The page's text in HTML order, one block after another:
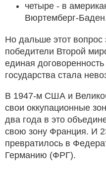
четыре - в
Вюртемберг-
Но дальше этот вопрос
победители Второй
единая
государства стала
В 1947-м США и
свои оккупационные
два года в это
свою зону Франция. И
превратилось в
Германию (ФРГ).